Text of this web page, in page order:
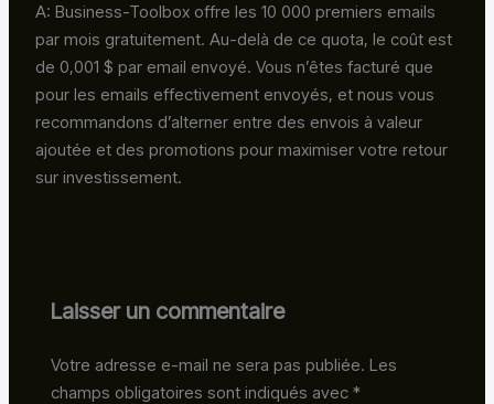
A: Business-Toolbox offre les 10 000 premiers emails
par mois gratuitement. Au-delà de ce quota, le coût est
de 0,001 $ par email envoyé. Vous n’êtes facturé que
pour les emails effectivement envoyés, et nous vous
recommandons d’alterner entre des envois à valeur
ajoutée et des promotions pour maximiser votre retour
sur investissement.
Laisser un commentaire
Votre adresse e-mail ne sera pas publiée. Les
champs obligatoires sont indiqués avec *